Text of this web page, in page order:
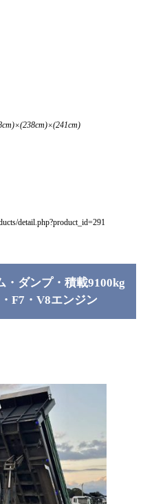
detail.php?product_id=291
・ダンプ・積載9100kg
F7・V8エンジン